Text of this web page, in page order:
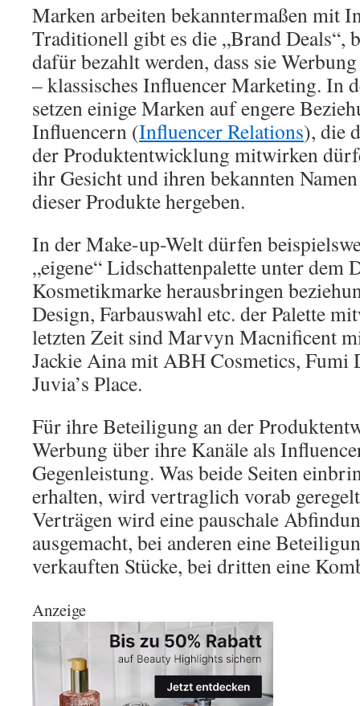
Marken arbeiten bekanntermaßen mit
Traditionell gibt es die „Brand Deals“,
dafür bezahlt werden, dass sie
– klassisches Influencer Marketing. In
setzen einige Marken auf engere
Influencern (Influencer Relations), die
der Produktentwicklung mitwirken
ihr Gesicht und ihren bekannten
dieser Produkte hergeben.
In der Make-up-Welt dürfen
„eigene“ Lidschattenpalette unter dem
Kosmetikmarke herausbringen
Design, Farbauswahl etc. der Palette
letzten Zeit sind Marvyn Macnificent
Jackie Aina mit ABH Cosmetics, Fumi
Juvia’s Place.
Für ihre Beteiligung an der
Werbung über ihre Kanäle als
Gegenleistung. Was beide Seiten
erhalten, wird vertraglich vorab
Verträgen wird eine pauschale
ausgemacht, bei anderen eine
verkauften Stücke, bei dritten eine
Anzeige